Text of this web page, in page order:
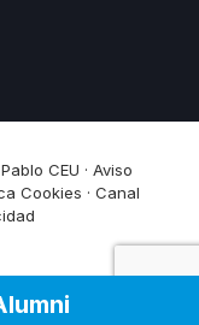
CEU · Aviso
Cookies · Canal